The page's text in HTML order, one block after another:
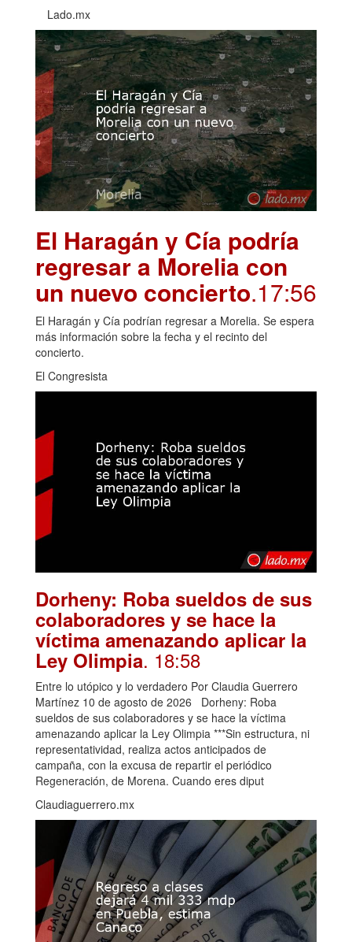
Lado.mx
El Haragán y Cía podría
regresar a Morelia con
un nuevo concierto.17:56
El Haragán y Cía podrían regresar a Morelia. Se espera
más información sobre la fecha y el recinto del
concierto.
El Congresista
Dorheny: Roba sueldos de sus
colaboradores y se hace la
víctima amenazando aplicar la
Ley Olimpia. 18:58
Entre lo utópico y lo verdadero Por Claudia Guerrero
Martínez 10 de agosto de 2026 Dorheny: Roba
sueldos de sus colaboradores y se hace la víctima
amenazando aplicar la Ley Olimpia ***Sin estructura, ni
representatividad, realiza actos anticipados de
campaña, con la excusa de repartir el periódico
Regeneración, de Morena. Cuando eres diput
Claudiaguerrero.mx